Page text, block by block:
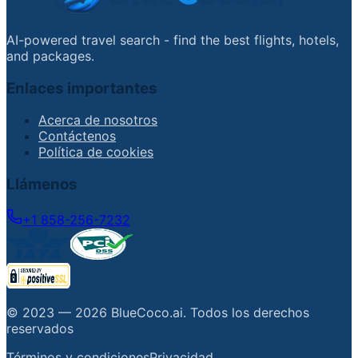
AI-powered travel search - find the best flights, hotels,
and packages.
Enlaces importantes
Acerca de nosotros
Contáctenos
Política de cookies
Llámenos
+1 858-256-7232
© 2023 — 2026 BlueCoco.ai. Todos los derechos
reservados